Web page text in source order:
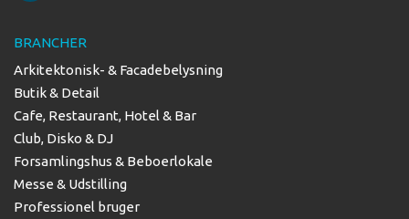
BRANCHER
Arkitektonisk- & Facadebelysning
Butik & Detail
Cafe, Restaurant, Hotel & Bar
Club, Disko & DJ
Forsamlingshus & Beboerlokale
Messe & Udstilling
Professionel bruger